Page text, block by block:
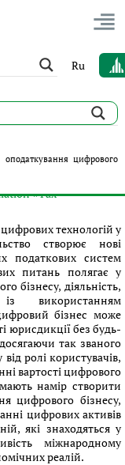
Ru
цифрового
проблеми
#Tax
технологій у
створює нові
податкових систем
питань полягає у
бізнесу, діяльність,
використанням
бізнес може
юрисдикції без будь-
так званого
ролі користувачів,
вартості цифрового
намір створити
цифрового бізнесу,
цифрових активів
які знаходяться у
міжнародному
реалій.